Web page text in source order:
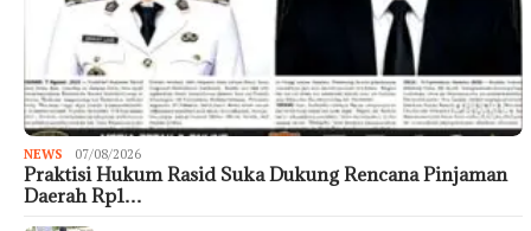
NEWS 07/08/2026
Praktisi Hukum Rasid Suka Dukung Rencana Pinjaman
Daerah Rp1…